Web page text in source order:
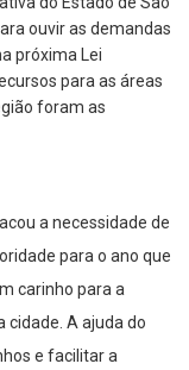
ouvir as demandas
próxima Lei
para as áreas
foram as
a necessidade de
para o ano que
carinho para a
cidade. A ajuda do
e facilitar a